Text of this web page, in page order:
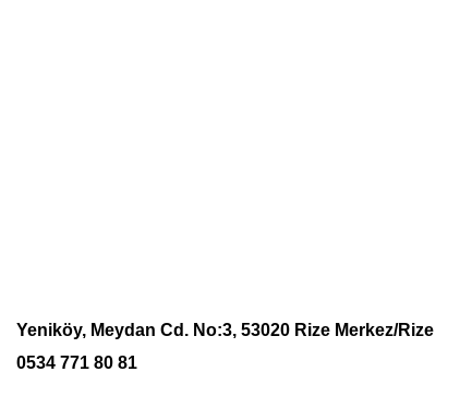
Yeniköy, Meydan Cd. No:3, 53020 Rize Merkez/Rize
0534 771 80 81